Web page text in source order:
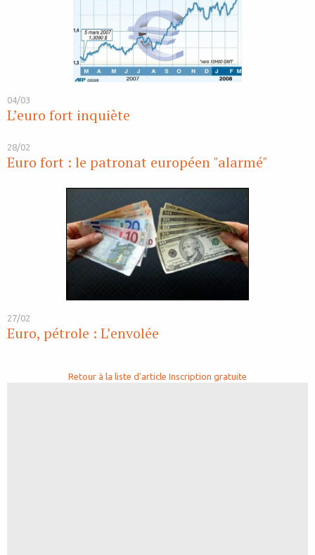
04/03
L’euro fort inquiète
28/02
Euro fort : le patronat européen "alarmé"
27/02
Euro, pétrole : L’envolée
Retour à la liste d'article Inscription gratuite